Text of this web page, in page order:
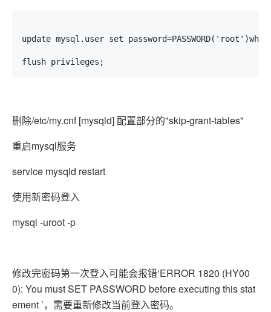
update mysql.user set
flush privileges;
删除/etc/my.cnf [mysqld] 配置部分的"skip-grant-tables"
重启mysql服务
service mysqld restart
使用新密码登入
mysql -uroot -p
修改完密码第一次登入可能会报错‘ERROR 1820 (HY00
0): You must SET PASSWORD before executing this stat
ement ’，需要重新修改当前登入密码。